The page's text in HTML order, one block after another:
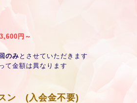
円～
のみとさせていただきます
金額は異なります
ン (入会金不要)